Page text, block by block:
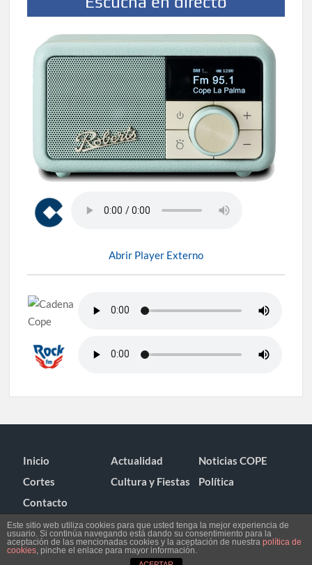
Abrir Player Externo
Inicio Actualidad
Noticias COPE
Cortes
Cultura y Fiestas
Política
Contacto
Este sitio web utiliza cookies para que usted tenga la mejor experiencia de
usuario. Si continúa navegando está dando su consentimiento para la
aceptación de las mencionadas cookies y la aceptación de nuestra política de
cookies, pinche el enlace para mayor información.